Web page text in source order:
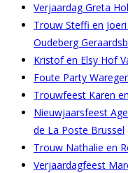
Verjaardag Greta
Trouw Steffi en
Oudeberg
Kristof en Elsy Hof
Foute Party
Trouwfeest Karen
Nieuwjaarsfeest
de La Poste Brussel
Trouw Nathalie en
Verjaardagfeest